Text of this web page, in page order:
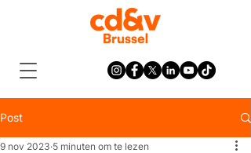
Post
9 nov 2023 5 minuten om te lezen